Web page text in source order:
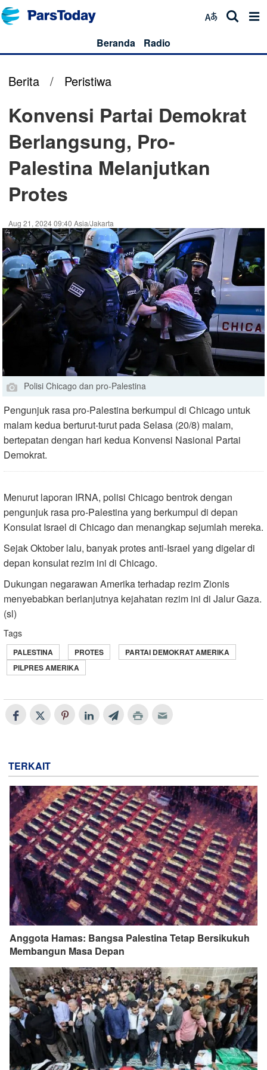
Beranda Radio
Berita / Peristiwa
Konvensi Partai Demokrat
Berlangsung, Pro-
Palestina Melanjutkan
Protes
Aug 21, 2024 09:40 Asia/Jakarta
Polisi Chicago dan pro-Palestina
Pengunjuk rasa pro-Palestina berkumpul di Chicago untuk
malam kedua berturut-turut pada Selasa (20/8) malam,
bertepatan dengan hari kedua Konvensi Nasional Partai
Demokrat.
Menurut laporan IRNA, polisi Chicago bentrok dengan
pengunjuk rasa pro-Palestina yang berkumpul di depan
Konsulat Israel di Chicago dan menangkap sejumlah mereka.
Sejak Oktober lalu, banyak protes anti-Israel yang digelar di
depan konsulat rezim ini di Chicago.
Dukungan negarawan Amerika terhadap rezim Zionis
menyebabkan berlanjutnya kejahatan rezim ini di Jalur Gaza.
(sl)
Tags
PALESTINA PROTES
PARTAI DEMOKRAT AMERIKA
PILPRES AMERIKA
TERKAIT
Anggota Hamas: Bangsa Palestina Tetap Bersikukuh
Membangun Masa Depan